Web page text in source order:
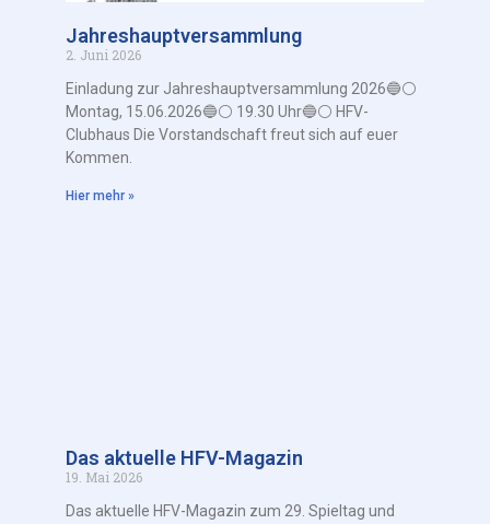
Jahreshauptversammlung
2. Juni 2026
Einladung zur Jahreshauptversammlung 2026🔵⚪️
Montag, 15.06.2026🔵⚪️ 19.30 Uhr🔵⚪️ HFV-
Clubhaus Die Vorstandschaft freut sich auf euer
Kommen.
Hier mehr »
Das aktuelle HFV-Magazin
19. Mai 2026
Das aktuelle HFV-Magazin zum 29. Spieltag und